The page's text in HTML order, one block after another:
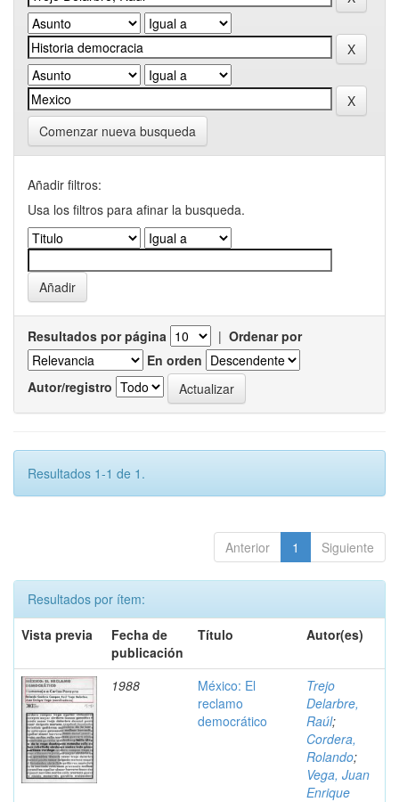
Comenzar nueva busqueda
Añadir filtros:
Usa los filtros para afinar la busqueda.
Resultados por página | Ordenar por
En orden
Autor/registro
Resultados 1-1 de 1.
Anterior 1 Siguiente
Resultados por ítem:
Vista previa
Fecha de
publicación
Título Autor(es)
1988
México: El
reclamo
democrático
Trejo
Delarbre,
Raúl;
Cordera,
Rolando;
Vega, Juan
Enrique